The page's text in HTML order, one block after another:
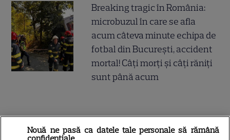
Breaking tragic în România:
microbuzul în care se afla
acum câteva minute echipa de
fotbal din București, accident
mortal! Câți morți și câți răniți
sunt până acum
SERIALE
Nouă ne pasă ca datele tale personale să rămână
confidențiale